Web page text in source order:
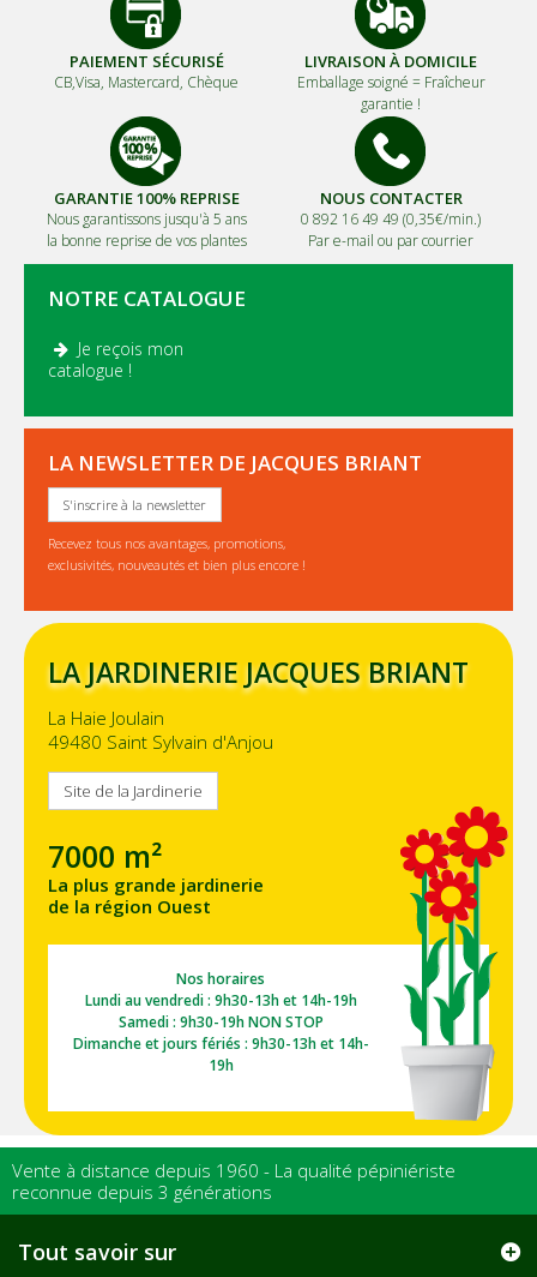
PAIEMENT SÉCURISÉ
CB,Visa, Mastercard, Chèque
LIVRAISON À DOMICILE
Emballage soigné = Fraîcheur
garantie !
GARANTIE 100% REPRISE
Nous garantissons jusqu'à 5 ans
la bonne reprise de vos plantes
NOUS CONTACTER
0 892 16 49 49 (0,35€/min.)
Par e-mail ou par courrier
NOTRE CATALOGUE
Je reçois mon
catalogue !
LA NEWSLETTER DE JACQUES BRIANT
S'inscrire à la newsletter
Recevez tous nos avantages, promotions,
exclusivités, nouveautés et bien plus encore !
LA JARDINERIE JACQUES BRIANT
La Haie Joulain
49480 Saint Sylvain d'Anjou
Site de la Jardinerie
7000 m²
La plus grande jardinerie
de la région Ouest
Nos horaires
Lundi au vendredi : 9h30-13h et 14h-19h
Samedi : 9h30-19h NON STOP
Dimanche et jours fériés : 9h30-13h et 14h-
19h
Vente à distance depuis 1960 - La qualité pépiniériste
reconnue depuis 3 générations
Tout savoir sur